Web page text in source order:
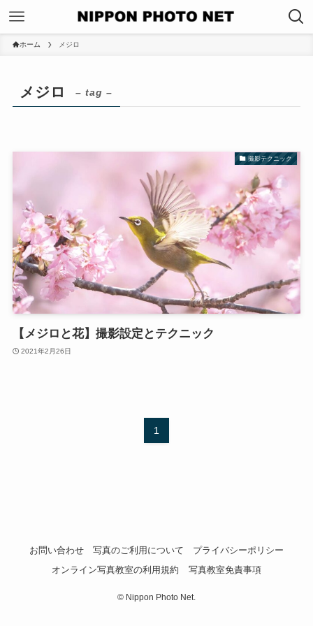
ホーム メジロ
メジロ – tag –
撮影テクニック
【メジロと花】撮影設定とテクニック
2021年2月26日
1
お問い合わせ 写真のご利用について
プライバシーポリシー
オンライン写真教室の利用規約
写真教室免責事項
© Nippon Photo Net.